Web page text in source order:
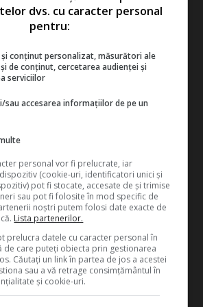
Ticket Cadou® sau carduri
reprezinta varianta economica
bucuria oferirii cadoului perfect.
ramane in mana angajatului,
zilei, a obiectului
rand, a ta! Reteaua extinsa
Ticket Cadou® si Compliments®
totala de alegere a cadoului
inca, venim cu argumentul
fiscale! Sumele acordate de
tichetele cadou TicketCadou® si
sunt deductibile si scutite de
in limita de 150 lei/
35%! Mai mult decat
are ca avantaj suplimentar
de la plata impozitului pe venit
functioneaza similar
doar ca nu permit retrageri de
dvs. cu caracter personal
pentru:
conținut personalizat, măsurători ale
de conținut, cercetarea audienței și
serviciilor
sau accesarea informațiilor de pe un
personal vor fi prelucrate, iar
(cookie-uri, identificatori unici și
pot fi stocate, accesate de și trimise
sau pot fi folosite în mod specific de
noștri putem folosi date exacte de
Lista partenerilor.
prelucra datele cu caracter personal în
de care puteți obiecta prin gestionarea
Căutați un link în partea de jos a acestei
sau a vă retrage consimțământul în
și cookie-uri.